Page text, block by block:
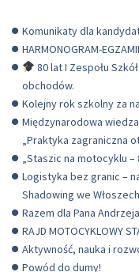
Komunikaty dla
HARMONOGRAM-
80 lat I Zespołu
obchodów.
Kolejny rok szkolny za
Międzynarodowa
„Praktyka zagraniczna
„Staszic na motocyklu –
Logistyka bez granic –
Shadowing we Włoszech
Razem dla Pana
RAJD MOTOCYKLOWY
Aktywność, nauka i
Powód do dumy!